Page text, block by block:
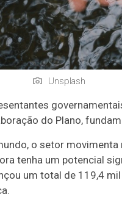
Unsplash
do Plano,
o setor
tenha um potencial
um total de 119,4